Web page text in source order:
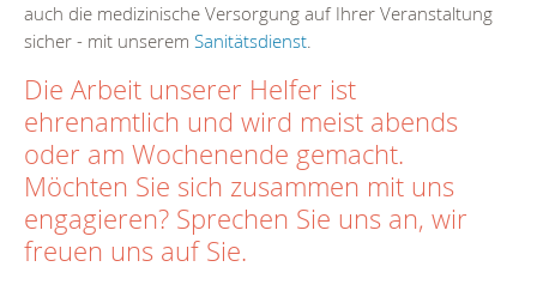
auch die medizinische Versorgung auf Ihrer Veranstaltung
sicher - mit unserem Sanitätsdienst.
Die Arbeit unserer Helfer ist
ehrenamtlich und wird meist abends
oder am Wochenende gemacht.
Möchten Sie sich zusammen mit uns
engagieren? Sprechen Sie uns an, wir
freuen uns auf Sie.